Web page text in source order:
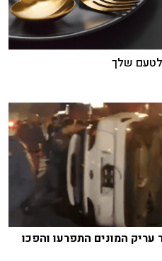
לטעם שלך
המונים התפרעו והפכו